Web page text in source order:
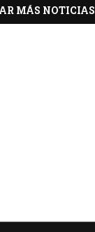
MÁS NOTICIAS